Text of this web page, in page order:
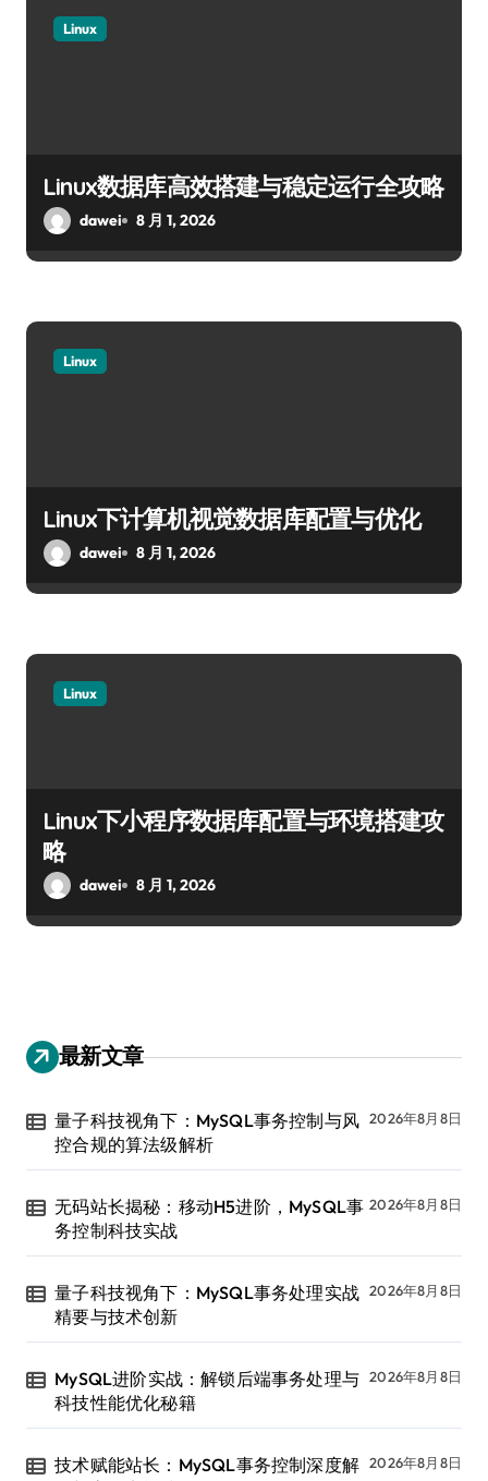
Linux
Linux数据库高效搭建与稳定运行全攻略
dawei 8 月 1, 2026
Linux
Linux下计算机视觉数据库配置与优化
dawei 8 月 1, 2026
Linux
Linux下小程序数据库配置与环境搭建攻
略
dawei 8 月 1, 2026
最新文章
量子科技视角下：MySQL事务控制与风
控合规的算法级解析
2026年8月8日
无码站长揭秘：移动H5进阶，MySQL事
务控制科技实战
2026年8月8日
量子科技视角下：MySQL事务处理实战
精要与技术创新
2026年8月8日
MySQL进阶实战：解锁后端事务处理与
科技性能优化秘籍
2026年8月8日
技术赋能站长：MySQL事务控制深度解 2026年8月8日